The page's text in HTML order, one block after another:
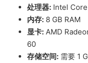
处理器: Intel
内存: 8 GB RAM
显卡: AMD
60
存储空间: 需要 1